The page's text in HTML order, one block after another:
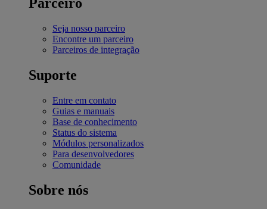
Seja nosso parceiro
Encontre um parceiro
Parceiros de integração
Suporte
Entre em contato
Guias e manuais
Base de conhecimento
Status do sistema
Módulos personalizados
Para desenvolvedores
Comunidade
Sobre nós